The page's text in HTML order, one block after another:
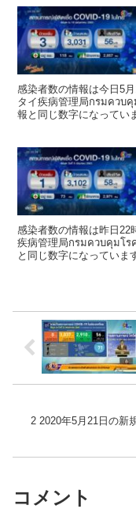
感染者数の情報は今日5
タイ疾病管理局กรมควบคุ
報と同じ数字になってい
感染者数の情報は昨日22
疾病管理局กรมควบคุมโร
と同じ数字になっていま
2 2020年5月21日の新
コメント